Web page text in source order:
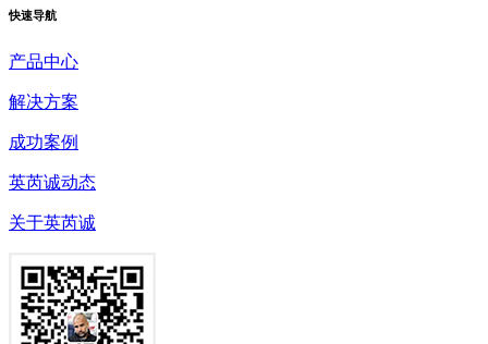
快速导航
产品中心
解决方案
成功案例
英芮诚动态
关于英芮诚